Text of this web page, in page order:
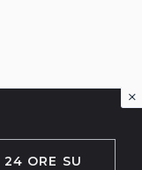
ORE SU
×